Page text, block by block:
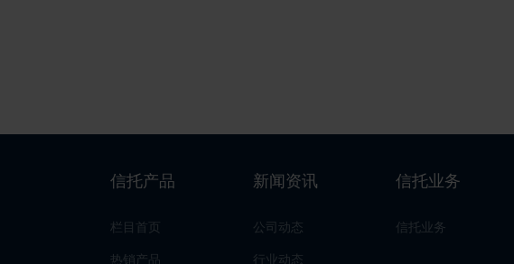
信托产品
栏目首页
热销产品
新闻资讯
公司动态
行业动态
信托业务
信托业务